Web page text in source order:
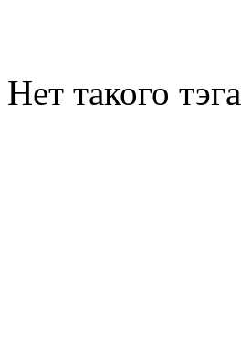
Нет такого тэга